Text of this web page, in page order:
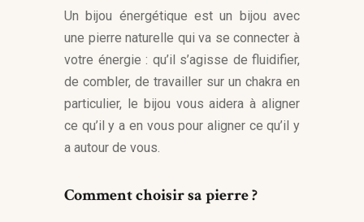
Un bijou énergétique est un bijou avec
une pierre naturelle qui va se connecter à
votre énergie : qu’il s’agisse de fluidifier,
de combler, de travailler sur un chakra en
particulier, le bijou vous aidera à aligner
ce qu’il y a en vous pour aligner ce qu’il y
a autour de vous.
Comment choisir sa pierre ?